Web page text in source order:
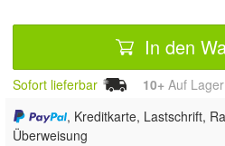
In den
Sofort lieferbar 10+ Auf Lager
, Kreditkarte, Lastschrift,
Überweisung